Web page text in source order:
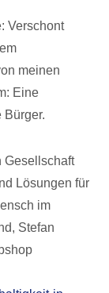
Verschont
meinen
Eine
Bürger.
Gesellschaft
Lösungen für
im
Stefan